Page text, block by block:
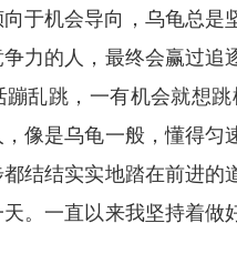
于机会导向，乌龟总是
力的人，最终会赢过
乱跳，一有机会就想
像是乌龟一般，懂得
结结实实地踏在前进
。一直以来我坚持着